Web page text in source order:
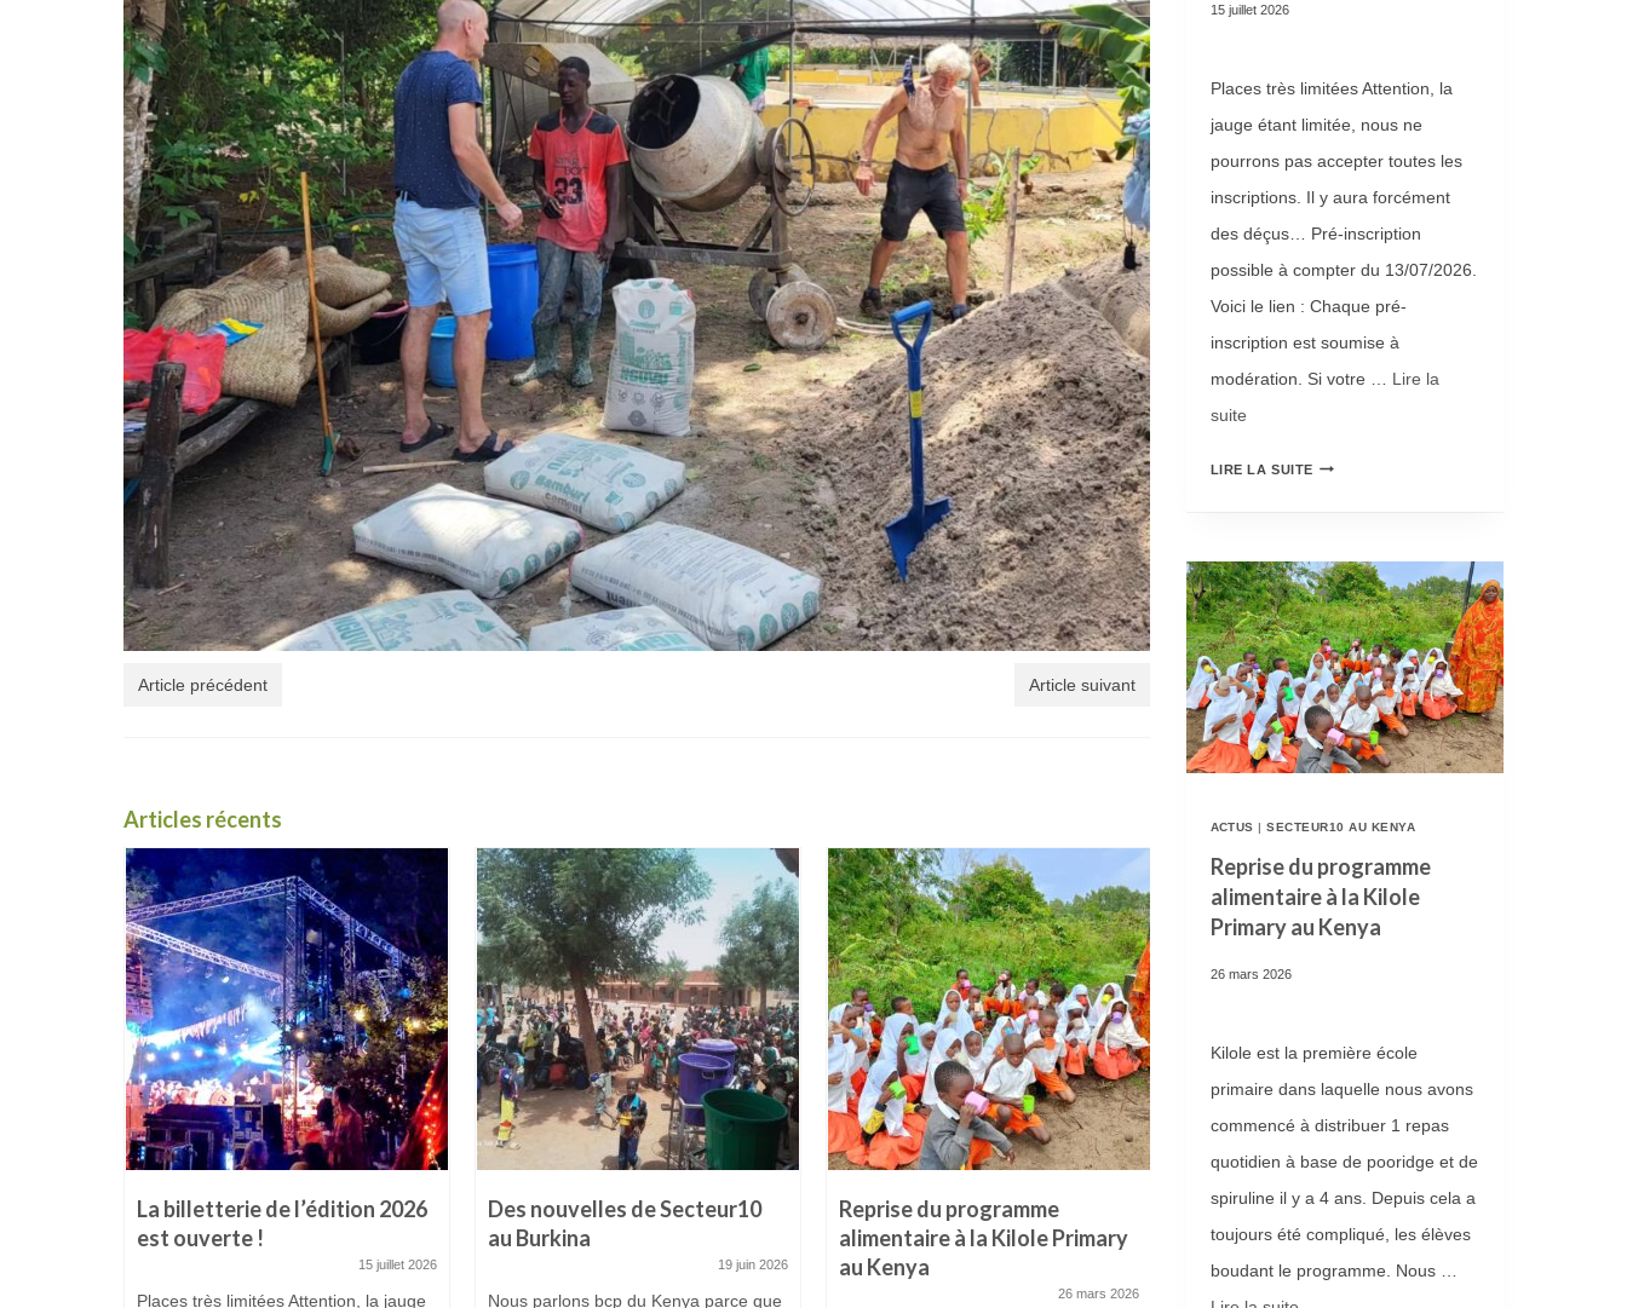
Article précédent Article suivant
Articles récents
La billetterie de l’édition 2026
est ouverte !
15 juillet 2026
Places très limitées Attention, la jauge
Des nouvelles de Secteur10
au Burkina
19 juin 2026
Nous parlons bcp du Kenya parce que
Reprise du programme
alimentaire à la Kilole Primary
au Kenya
26 mars 2026
Nouvelle souche de spiruline
au Kenya
Ces dernières années la récolte de
15 juillet 2026
Places très limitées Attention, la
jauge étant limitée, nous ne
pourrons pas accepter toutes les
inscriptions. Il y aura forcément
des déçus… Pré-inscription
possible à compter du 13/07/2026.
Voici le lien : Chaque pré-
inscription est soumise à
modération. Si votre … Lire la
suite­­
LIRE LA SUITEL
I
L
L
E
T
T
R
I
E
D
’
É
D
I
T
I
O
ACTUS |SECTEUR10 AU KENYA
Reprise du programme
alimentaire à la Kilole
Primary au Kenya
26 mars 2026
Kilole est la première école
primaire dans laquelle nous avons
commencé à distribuer 1 repas
quotidien à base de pooridge et de
spiruline il y a 4 ans. Depuis cela a
toujours été compliqué, les élèves
boudant le programme. Nous …